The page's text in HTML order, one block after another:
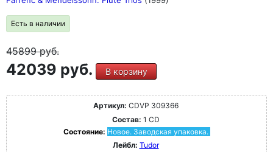
Есть в наличии
45899руб.
42039 руб. В корзину
Артикул: CDVP 309366
Состав: 1 CD
Состояние: Новое. Заводская упаковка.
Лейбл: Tudor